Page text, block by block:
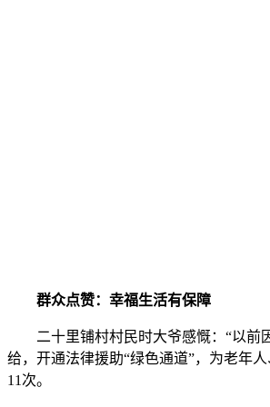
群众点赞：幸福生活有保障
二十里铺村村民时大爷感慨：“以
给，开通法律援助“绿色通道”，为老年
11次。